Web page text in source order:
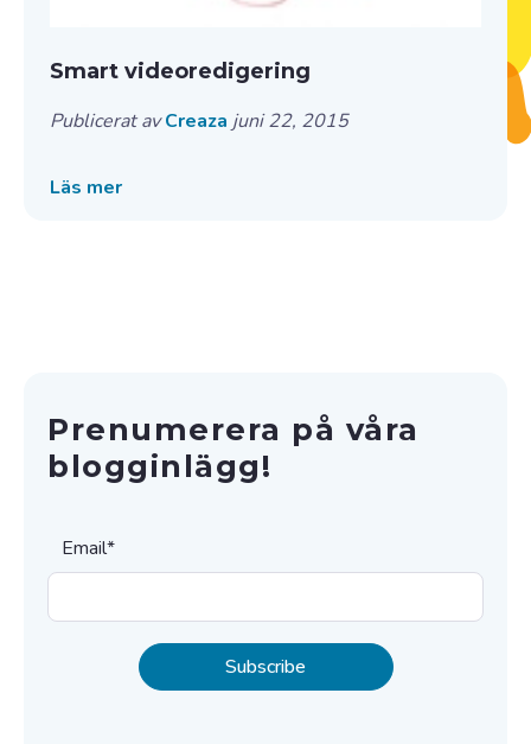
Smart videoredigering
Publicerat avCreaza juni 22, 2015
Läs mer
Prenumerera på våra
blogginlägg!
Email*